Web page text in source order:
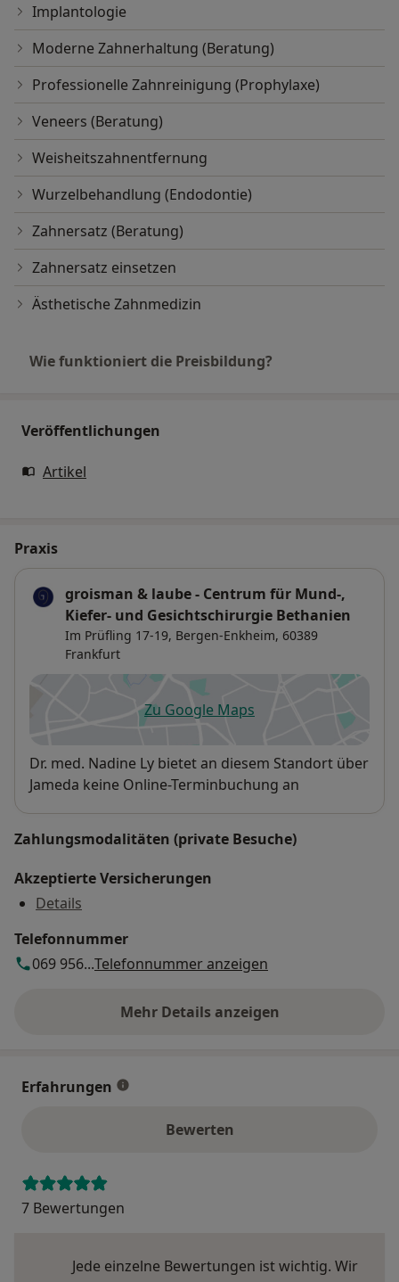
Implantologie
Moderne Zahnerhaltung (Beratung)
Professionelle Zahnreinigung (Prophylaxe)
Veneers (Beratung)
Weisheitszahnentfernung
Wurzelbehandlung (Endodontie)
Zahnersatz (Beratung)
Zahnersatz einsetzen
Ästhetische Zahnmedizin
Wie funktioniert die Preisbildung?
Veröffentlichungen
Artikel
Praxis
groisman & laube - Centrum für Mund-,
Kiefer- und Gesichtschirurgie Bethanien
Im Prüfling 17-19, Bergen-Enkheim, 60389
Frankfurt
Zu Google Mapsöffnet in einer neuen
Verfügbarkeit
Dr. med. Nadine Ly bietet an diesem Standort über
Jameda keine Online-Terminbuchung an
Zahlungsmodalitäten (private Besuche)
Akzeptierte Versicherungen
Details
Telefonnummer
069 956...Telefonnummer anzeigen
Mehr Details anzeigen
über die Adresse
Erfahrungen
Bewerten
7 Bewertungen
Jede einzelne Bewertungen ist wichtig. Wir